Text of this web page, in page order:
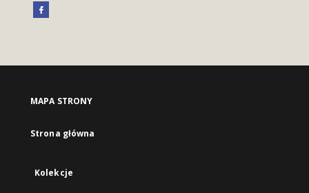
MAPA STRONY
Strona główna
Kolekcje